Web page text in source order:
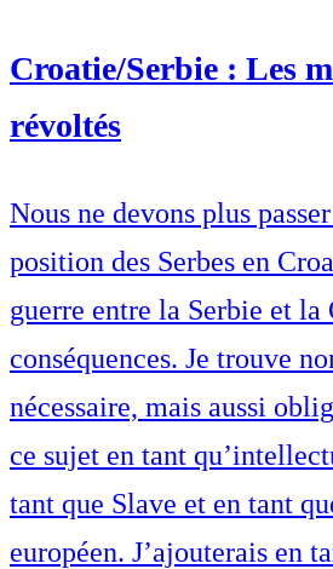
Croatie/Serbie : Les
révoltés
Nous ne devons plus
position des Serbes en
guerre entre la Serbie et la
conséquences. Je trouve
nécessaire, mais aussi
ce sujet en tant
tant que Slave et en tant
européen. J’ajouterais en